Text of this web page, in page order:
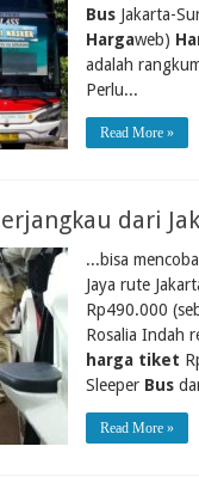
BusJakarta-
Hargaweb)
adalah
Perlu...
Read More »
dari
...bisa
Jaya rute
Rp490.000
Rosalia Indah
harga tiket
Sleeper Bus
Read More »